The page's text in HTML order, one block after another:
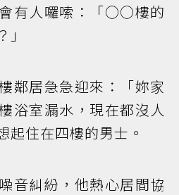
有人囉嗦：「○○樓的
鄰居急急迎來：「妳家
浴室漏水，現在都沒人
住在四樓的男士。
音糾紛，他熱心居間協